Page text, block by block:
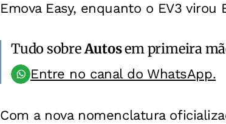
Emova Easy, enquanto o EV3 virou
Tudo sobreAutosem primeira
Entre no canal do WhatsApp.
Com a nova nomenclatura